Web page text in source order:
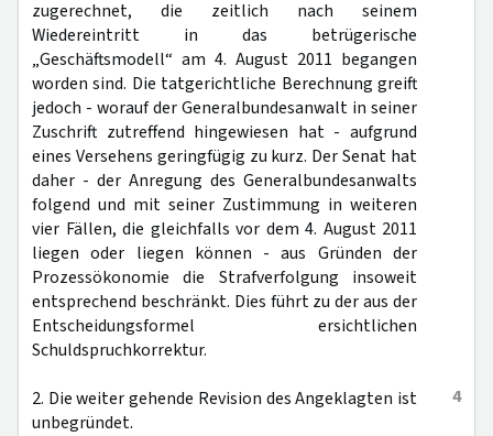
zugerechnet, die zeitlich nach seinem
Wiedereintritt in das betrügerische
„Geschäftsmodell“ am 4. August 2011 begangen
worden sind. Die tatgerichtliche Berechnung greift
jedoch - worauf der Generalbundesanwalt in seiner
Zuschrift zutreffend hingewiesen hat - aufgrund
eines Versehens geringfügig zu kurz. Der Senat hat
daher - der Anregung des Generalbundesanwalts
folgend und mit seiner Zustimmung in weiteren
vier Fällen, die gleichfalls vor dem 4. August 2011
liegen oder liegen können - aus Gründen der
Prozessökonomie die Strafverfolgung insoweit
entsprechend beschränkt. Dies führt zu der aus der
Entscheidungsformel ersichtlichen
Schuldspruchkorrektur.
4
2. Die weiter gehende Revision des Angeklagten ist
unbegründet.